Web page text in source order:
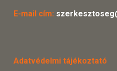
E-mail cím:
Adatvédelmi tájékoztató